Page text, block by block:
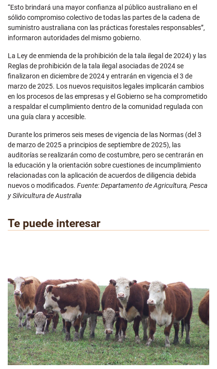
“Esto brindará una mayor confianza al público australiano en el
sólido compromiso colectivo de todas las partes de la cadena de
suministro australiana con las prácticas forestales responsables”,
informaron autoridades del mismo gobierno.
La Ley de enmienda de la prohibición de la tala ilegal de 2024) y las
Reglas de prohibición de la tala ilegal asociadas de 2024 se
finalizaron en diciembre de 2024 y entrarán en vigencia el 3 de
marzo de 2025. Los nuevos requisitos legales implicarán cambios
en los procesos de las empresas y el Gobierno se ha comprometido
a respaldar el cumplimiento dentro de la comunidad regulada con
una guía clara y accesible.
Durante los primeros seis meses de vigencia de las Normas (del 3
de marzo de 2025 a principios de septiembre de 2025), las
auditorías se realizarán como de costumbre, pero se centrarán en
la educación y la orientación sobre cuestiones de incumplimiento
relacionadas con la aplicación de acuerdos de diligencia debida
nuevos o modificados. Fuente: Departamento de Agricultura, Pesca
y Silvicultura de Australia
Te puede interesar